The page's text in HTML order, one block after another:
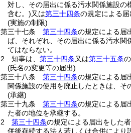
対し、その届出に係る汚水関係施設の
含む。)又は第三十四条の規定による
(実施の制限)
第三十七条
第三十四条の規定による届
ば、それぞれ、その届出に係る汚水
てはならない。
2
知事は、 第三十四条又は第三十五条
(氏名の変更等の届出)
第三十八条
第三十四条の規定による届
関係施設の使用を廃止したときは、そ
(承継)
第三十九条
第三十四条の規定による届
た者の地位を承継する。
2
第三十四条の規定による届出をした
併後存続する法人若しくは合併により